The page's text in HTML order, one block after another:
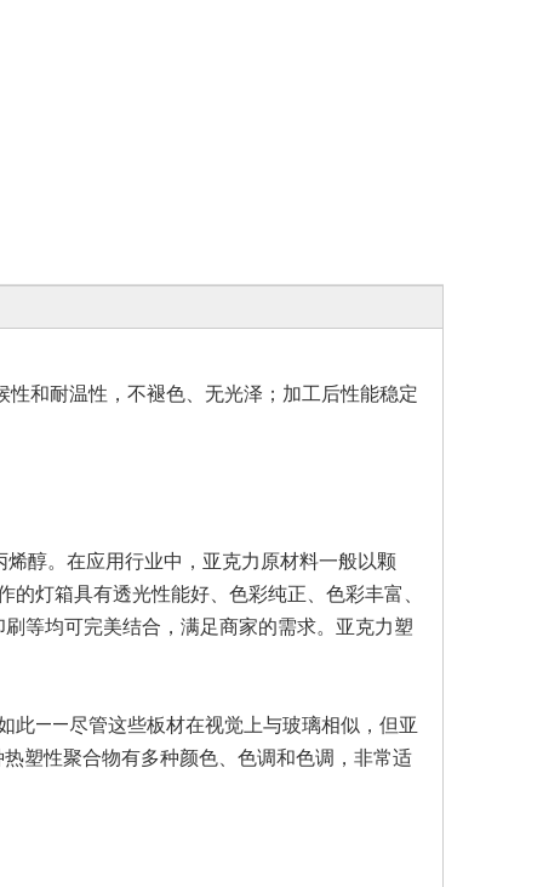
和耐温性，不褪色、无光泽；加工后性能稳定
醇。在应用行业中，亚克力原材料一般以颗
灯箱具有透光性能好、色彩纯正、色彩丰富、
等均可完美结合，满足商家的需求。亚克力塑
此——尽管这些板材在视觉上与玻璃相似，但亚
塑性聚合物有多种颜色、色调和色调，非常适